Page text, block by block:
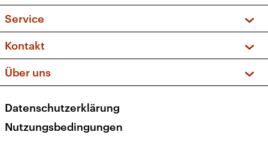
Sendungen und Podcasts
Musikliste
Kakadu – Das Kinderprogramm
Frequenzen (UKW + DAB+)
Service
FAQ
Apps
Newsletter
Veranstaltungen
Kontakt
Social Media
Über uns
Presse
Karriere
Datenschutzerklärung
Nutzungsbedingungen